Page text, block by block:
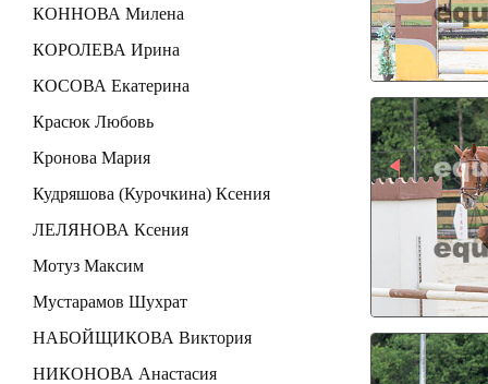
КОННОВА Милена
КОРОЛЕВА Ирина
КОСОВА Екатерина
Красюк Любовь
Кронова Мария
Кудряшова (Курочкина) Ксения
ЛЕЛЯНОВА Ксения
Мотуз Максим
Мустарамов Шухрат
НАБОЙЩИКОВА Виктория
НИКОНОВА Анастасия